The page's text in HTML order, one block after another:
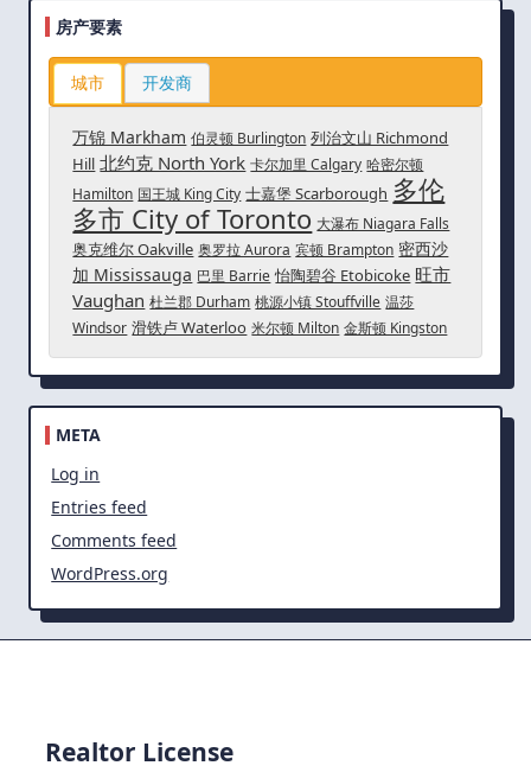
房产要素
城市 开发商
万锦 Markham 伯灵顿 Burlington 列治文山 Richmond
Hill 北约克 North York 卡尔加里 Calgary 哈密尔顿
Hamilton 国王城 King City 士嘉堡 Scarborough 多伦
多市 City of Toronto 大瀑布 Niagara Falls
奥克维尔 Oakville 奥罗拉 Aurora 宾顿 Brampton 密西沙
加 Mississauga 巴里 Barrie 怡陶碧谷 Etobicoke 旺市
Vaughan 杜兰郡 Durham 桃源小镇 Stouffville 温莎
Windsor 滑铁卢 Waterloo 米尔顿 Milton 金斯顿 Kingston
META
Log in
Entries feed
Comments feed
WordPress.org
Realtor License